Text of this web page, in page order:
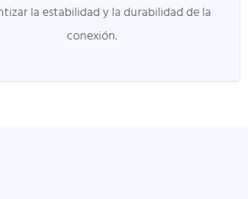
la estabilidad y la durabilidad de la
conexión.